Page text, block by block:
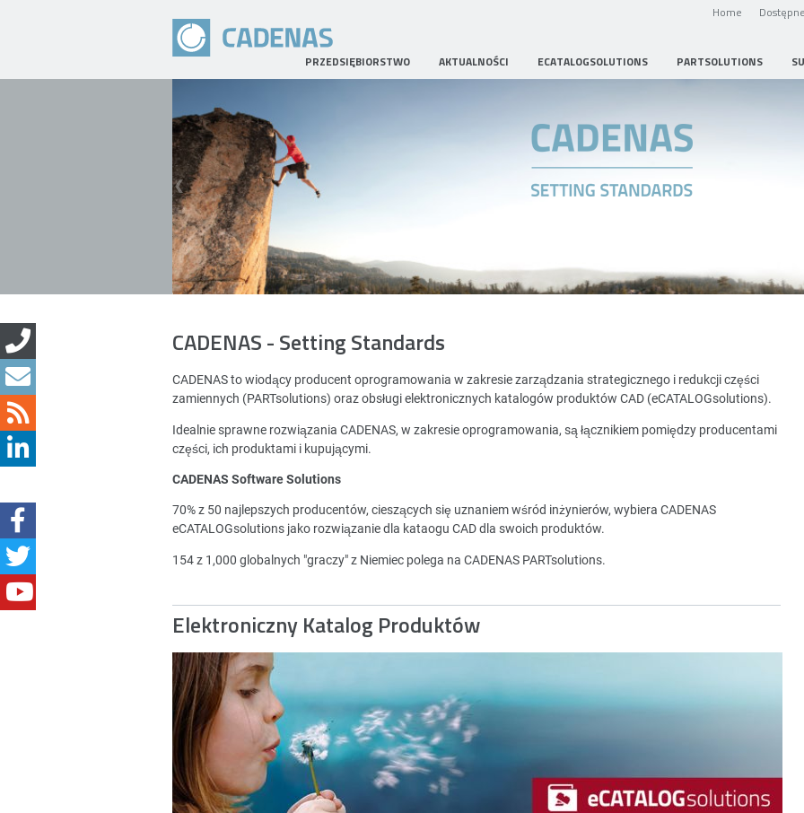
Home
PRZEDSIĘBIORSTWO AKTUALNOŚCI ECATALOGSOLUTIONS PARTSOLUTIONS
CADENAS - Setting Standards
CADENAS to wiodący producent oprogramowania w zakresie zarządzania strategicznego i redukcji części
zamiennych (PARTsolutions) oraz obsługi elektronicznych katalogów produktów CAD (eCATALOGsolutions).
Idealnie sprawne rozwiązania CADENAS, w zakresie oprogramowania, są łącznikiem pomiędzy producentami
części, ich produktami i kupującymi.
CADENAS Software Solutions
70% z 50 najlepszych producentów, cieszących się uznaniem wśród inżynierów, wybiera CADENAS
eCATALOGsolutions jako rozwiązanie dla kataogu CAD dla swoich produktów.
154 z 1,000 globalnych "graczy" z Niemiec polega na CADENAS PARTsolutions.
Elektroniczny Katalog Produktów